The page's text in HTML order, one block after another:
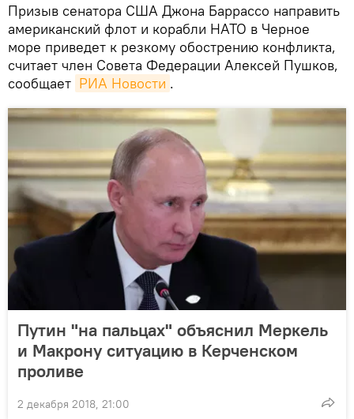
Призыв сенатора США Джона Баррассо направить
американский флот и корабли НАТО в Черное
море приведет к резкому обострению конфликта,
считает член Совета Федерации Алексей Пушков,
сообщает РИА Новости .
Путин "на пальцах" объяснил Меркель
и Макрону ситуацию в Керченском
проливе
2 декабря 2018, 21:00